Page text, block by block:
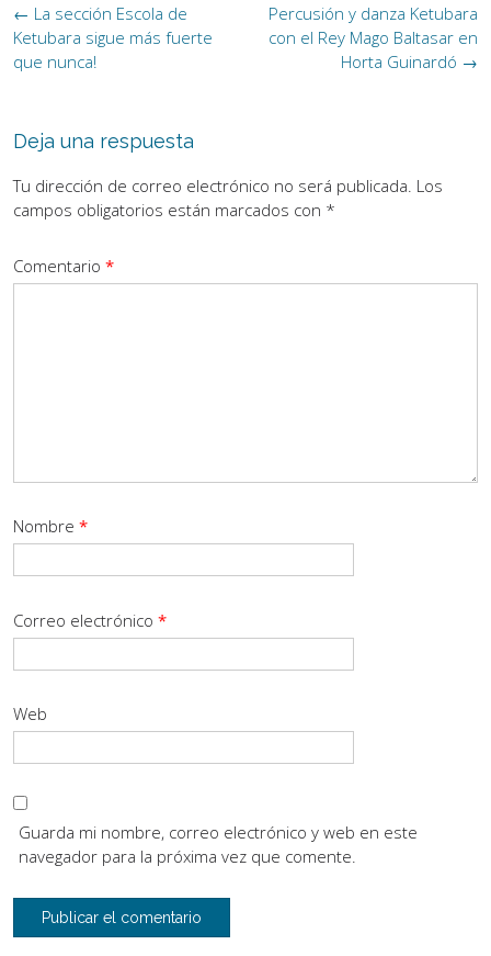
Navegación
de
la
Percusión y danza Ketubara
con el Rey Mago Baltasar en
Horta Guinardó →
← La sección Escola de
Ketubara sigue más fuerte
que nunca!
Deja una respuesta
Tu dirección de correo electrónico no será publicada. Los
campos obligatorios están marcados con *
Comentario *
Nombre *
Correo electrónico *
Web
Guarda mi nombre, correo electrónico y web en este
navegador para la próxima vez que comente.